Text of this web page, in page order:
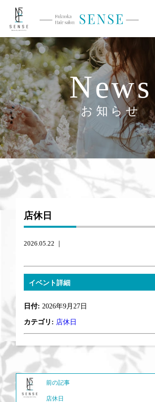
News
お知らせ
店休日
2026.05.22 ｜
イベント詳細
日付: 2026年9月27日
カテゴリ: 店休日
前の記事
店休日